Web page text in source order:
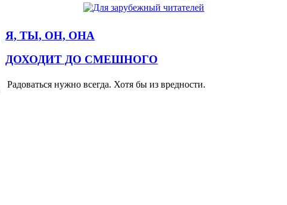
Я, ТЫ, ОН, ОНА
ДОХОДИТ ДО СМЕШНОГО
Радоваться нужно всегда. Хотя бы из вредности.